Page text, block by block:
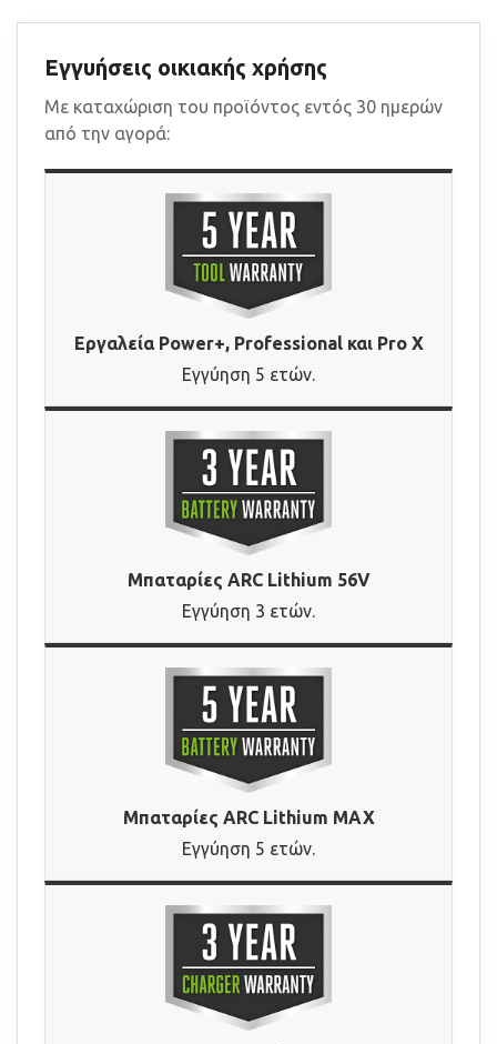
Εγγυήσεις οικιακής χρήσης
Με καταχώριση του προϊόντος εντός 30 ημερών
από την αγορά:
Εργαλεία Power+, Professional και Pro X
Εγγύηση 5 ετών.
Μπαταρίες ARC Lithium 56V
Εγγύηση 3 ετών.
Μπαταρίες ARC Lithium MAX
Εγγύηση 5 ετών.